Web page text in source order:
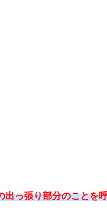
出っ張り部分のことを